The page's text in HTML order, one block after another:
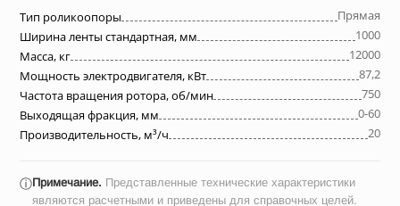
Тип роликоопоры
Прямая
Ширина ленты стандартная, мм
1000
Масса, кг
12000
Мощность электродвигателя, кВт
87,2
Частота вращения ротора, об/мин
750
Выходящая фракция, мм
0-60
Производительность, м³/ч
20
ⓘПримечание. Представленные технические характеристики
являются расчетными и приведены для справочных целей.